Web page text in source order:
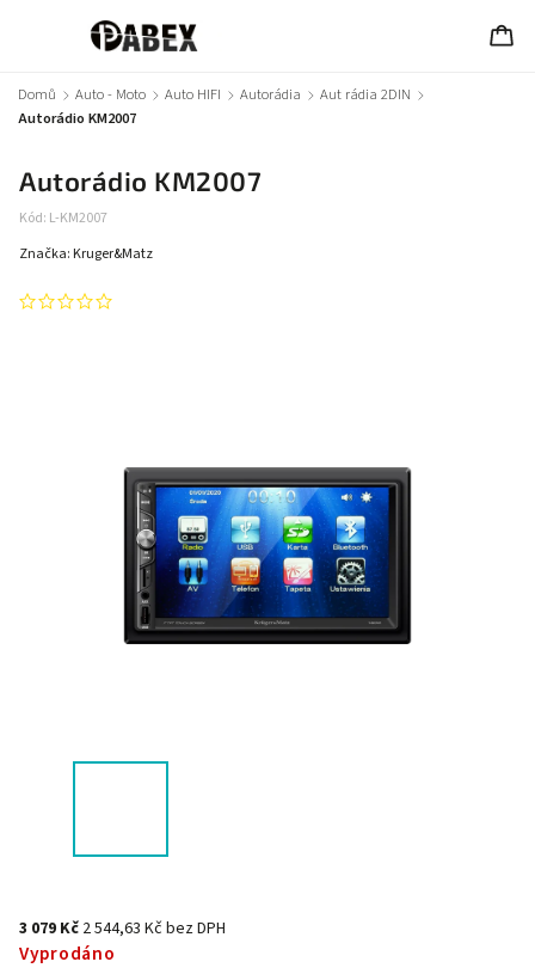
Domů / Auto - Moto / Auto HIFI / Autorádia / Aut rádia 2DIN /
Autorádio KM2007
Autorádio KM2007
Kód: L-KM2007
Značka: Kruger&Matz
3 079 Kč 2 544,63 Kč bez DPH
Vyprodáno